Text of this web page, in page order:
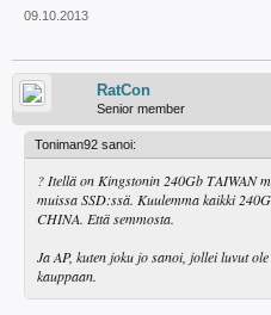
09.10.2013
RatCon
Senior member
Toniman92 sanoi:
? Itellä on Kingstonin 240Gb TAIWAN
muissa SSD:ssä. Kuulemma kaikki
CHINA. Että semmosta.
Ja AP, kuten joku jo sanoi, jollei luvut
kauppaan.